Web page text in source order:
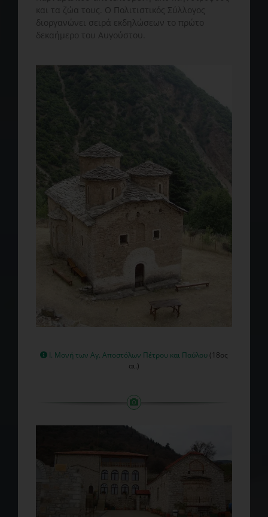
και τα ζώα τους. Ο Πολιτιστικός Σύλλογος
διοργανώνει σειρά εκδηλώσεων το πρώτο
δεκαήμερο του Αυγούστου.
Ι. Μονή των Αγ. Αποστόλων Πέτρου και Παύλου (18ος
αι.)